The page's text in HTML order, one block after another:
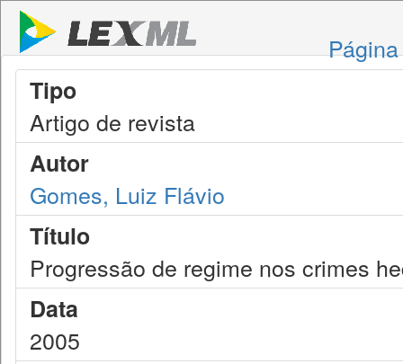
Tipo
Artigo de revista
Autor
Gomes, Luiz Flávio
Título
Progressão de regime nos crimes
Data
2005